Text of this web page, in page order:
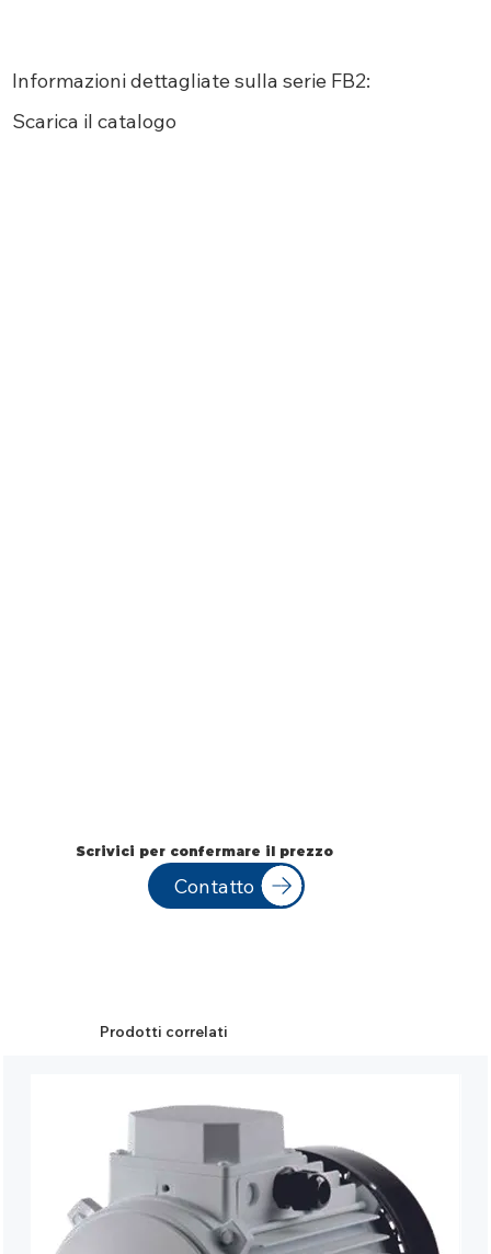
Informazioni dettagliate sulla serie FB2:
Scarica il catalogo
Scrivici per confermare il prezzo
Contatto
Prodotti correlati